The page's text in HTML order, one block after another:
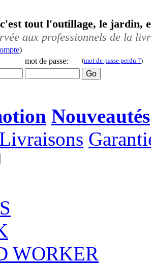
tout l'outillage, le jardin,
aux professionnels de la
)
mot de passe: (mot de passe perdu ?)
Nouveautés
Livraisons
WORKER